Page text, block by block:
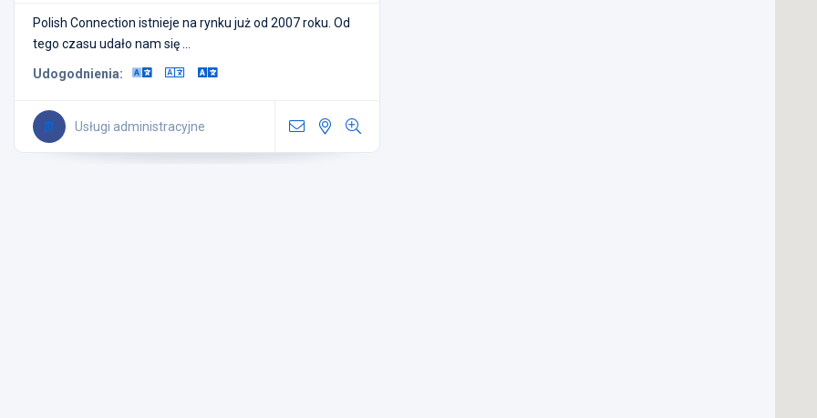
Polish Connection istnieje na rynku już od 2007 roku. Od
tego czasu udało nam się ...
Udogodnienia:
Usługi administracyjne